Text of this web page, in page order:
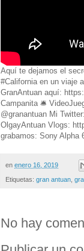
Aquí te dejamos el
#California en un viaje
GranAntuan aquí:
Campanita 🛎
@granantuan Mi
OlgayAntuan Vlogs:
grabamos: Sony Alpha
en enero 16, 2019
Etiquetas: gran antuan
No hay